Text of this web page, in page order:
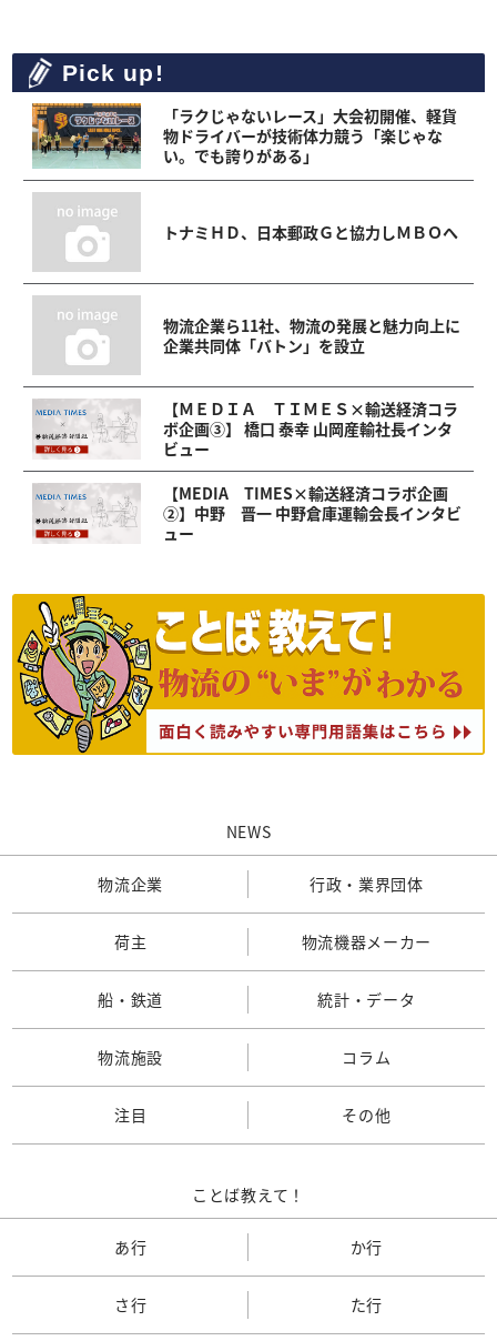
Pick up!
「ラクじゃないレース」大会初開催、軽貨
物ドライバーが技術体力競う「楽じゃな
い。でも誇りがある」
トナミＨＤ、日本郵政Ｇと協力しＭＢＯへ
物流企業ら11社、物流の発展と魅力向上に
企業共同体「バトン」を設立
【ＭＥＤＩＡ ＴＩＭＥＳ×輸送経済コラ
ボ企画③】 橋口 泰幸 山岡産輸社長インタ
ビュー
【MEDIA TIMES×輸送経済コラボ企画
②】中野 晋一 中野倉庫運輸会長インタビ
ュー
NEWS
物流企業 行政・業界団体
荷主 物流機器メーカー
船・鉄道 統計・データ
物流施設 コラム
注目 その他
ことば教えて！
あ行 か行
さ行 た行